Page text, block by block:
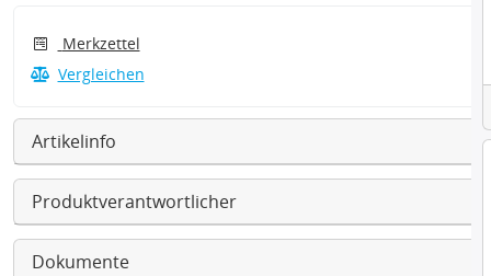
Merkzettel
Vergleichen
Artikelinfo
Produktverantwortlicher
Dokumente